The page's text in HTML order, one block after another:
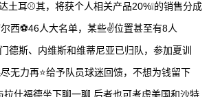
土耳⚾其，将获个人相关产品20%❕的销售分成
西⚽46人大名单，某些✌️位置甚至有8人
德斯、内维斯和维蒂尼亚已归队，参加夏训
无力再⭐给予队员球迷回馈，不想为钱留下
拉什福德坐下聊一聊 后者也可考虑美国和沙特